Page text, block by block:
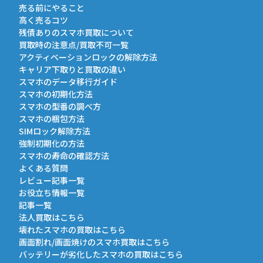
売る前にやること
高く売るコツ
残債ありのスマホ買取について
買取時の注意点/買取不可一覧
アクティベーションロックの解除方法
キャリア下取りと買取の違い
スマホのデータ移行ガイド
スマホの初期化方法
スマホの型番の調べ方
スマホの梱包方法
SIMロック解除方法
強制初期化の方法
スマホの寿命の確認方法
よくある質問
レビュー記事一覧
お役立ち情報一覧
記事一覧
法人買取はこちら
壊れたスマホの買取はこちら
画面割れ/画面焼けのスマホ買取はこちら
バッテリーが劣化したスマホの買取はこちら